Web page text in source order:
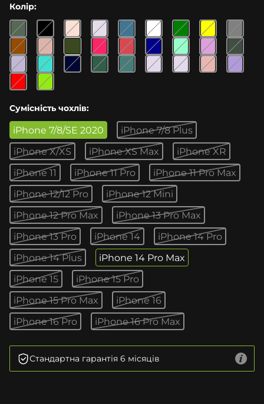
Колір:
Сумісність чохлів:
iPhone 7/8/SE 2020
iPhone 7/8 Plus
iPhone X/XS
iPhone XS Max
iPhone XR
iPhone 11
iPhone 11 Pro
iPhone 11 Pro Max
iPhone 12/12 Pro
iPhone 12 Mini
iPhone 12 Pro Max
iPhone 13 Pro Max
iPhone 13 Pro
iPhone 14
iPhone 14 Pro
iPhone 14 Plus
iPhone 14 Pro Max
iPhone 15
iPhone 15 Pro
iPhone 15 Pro Max
iPhone 16
iPhone 16 Pro
iPhone 16 Pro Max
Стандартна гарантія 6 місяців